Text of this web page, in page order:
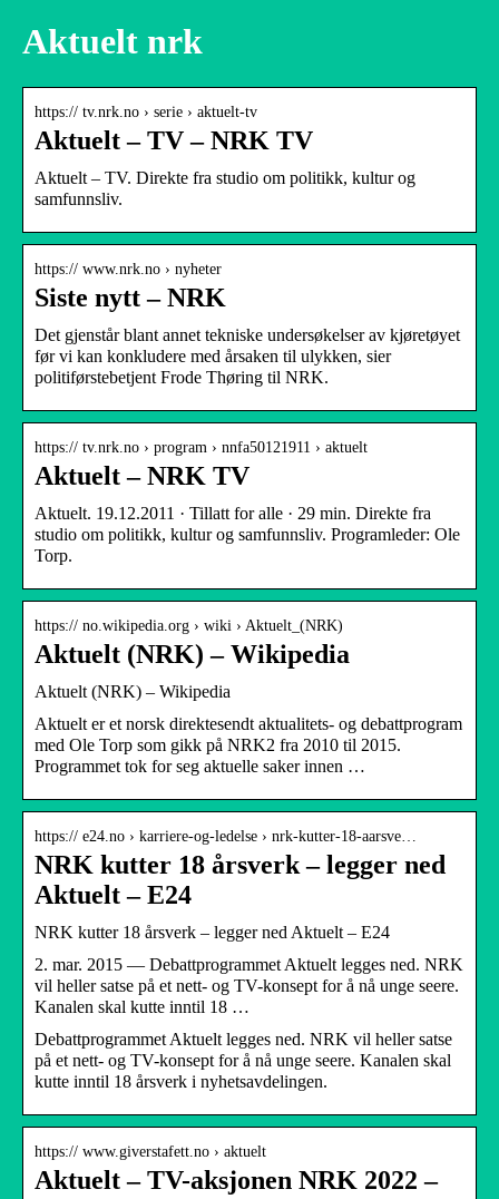
Aktuelt nrk
https:// tv.nrk.no › serie › aktuelt-tv
Aktuelt – TV – NRK TV
Aktuelt – TV. Direkte fra studio om politikk, kultur og
samfunnsliv.
https:// www.nrk.no › nyheter
Siste nytt – NRK
Det gjenstår blant annet tekniske undersøkelser av kjøretøyet
før vi kan konkludere med årsaken til ulykken, sier
politiførstebetjent Frode Thøring til NRK.
https:// tv.nrk.no › program › nnfa50121911 › aktuelt
Aktuelt – NRK TV
Aktuelt. 19.12.2011 · Tillatt for alle · 29 min. Direkte fra
studio om politikk, kultur og samfunnsliv. Programleder: Ole
Torp.
https:// no.wikipedia.org › wiki › Aktuelt_(NRK)
Aktuelt (NRK) – Wikipedia
Aktuelt (NRK) – Wikipedia
Aktuelt er et norsk direktesendt aktualitets- og debattprogram
med Ole Torp som gikk på NRK2 fra 2010 til 2015.
Programmet tok for seg aktuelle saker innen …
https:// e24.no › karriere-og-ledelse › nrk-kutter-18-aarsve…
NRK kutter 18 årsverk – legger ned
Aktuelt – E24
NRK kutter 18 årsverk – legger ned Aktuelt – E24
2. mar. 2015 — Debattprogrammet Aktuelt legges ned. NRK
vil heller satse på et nett- og TV-konsept for å nå unge seere.
Kanalen skal kutte inntil 18 …
Debattprogrammet Aktuelt legges ned. NRK vil heller satse
på et nett- og TV-konsept for å nå unge seere. Kanalen skal
kutte inntil 18 årsverk i nyhetsavdelingen.
https:// www.giverstafett.no › aktuelt
Aktuelt – TV-aksjonen NRK 2022 –